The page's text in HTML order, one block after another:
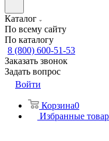
Каталог
По всему сайту
По каталогу
8 (800) 600-51-53
Заказать звонок
Задать вопрос
Войти
Корзина0
Избранные